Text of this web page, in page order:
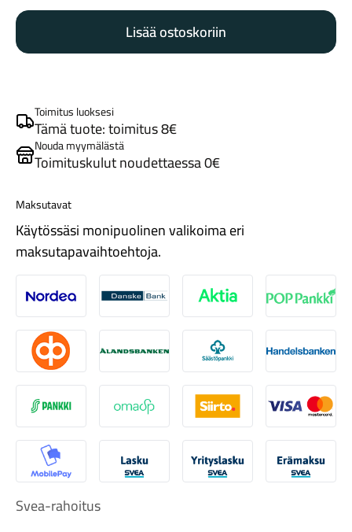
Maastosähköpyörät
Kaupunkisähköpyörät
Tarvikkeet
kiinnitysvaijeri
Lisää ostoskoriin
Toimitus luoksesi
Tämä tuote: toimitus 8€
Nouda myymälästä
Toimituskulut noudettaessa 0€
Maksutavat
Käytössäsi monipuolinen valikoima eri
maksutapavaihtoehtoja.
Nordea Danske Aktia Pop-
Osuuspankki Ålandsbanken Säästöpankki
S-Pankki Omasp Siirto Visa &
MobilePay Svea Lasku Svea yrityslaskuSvea
Svea-rahoitus